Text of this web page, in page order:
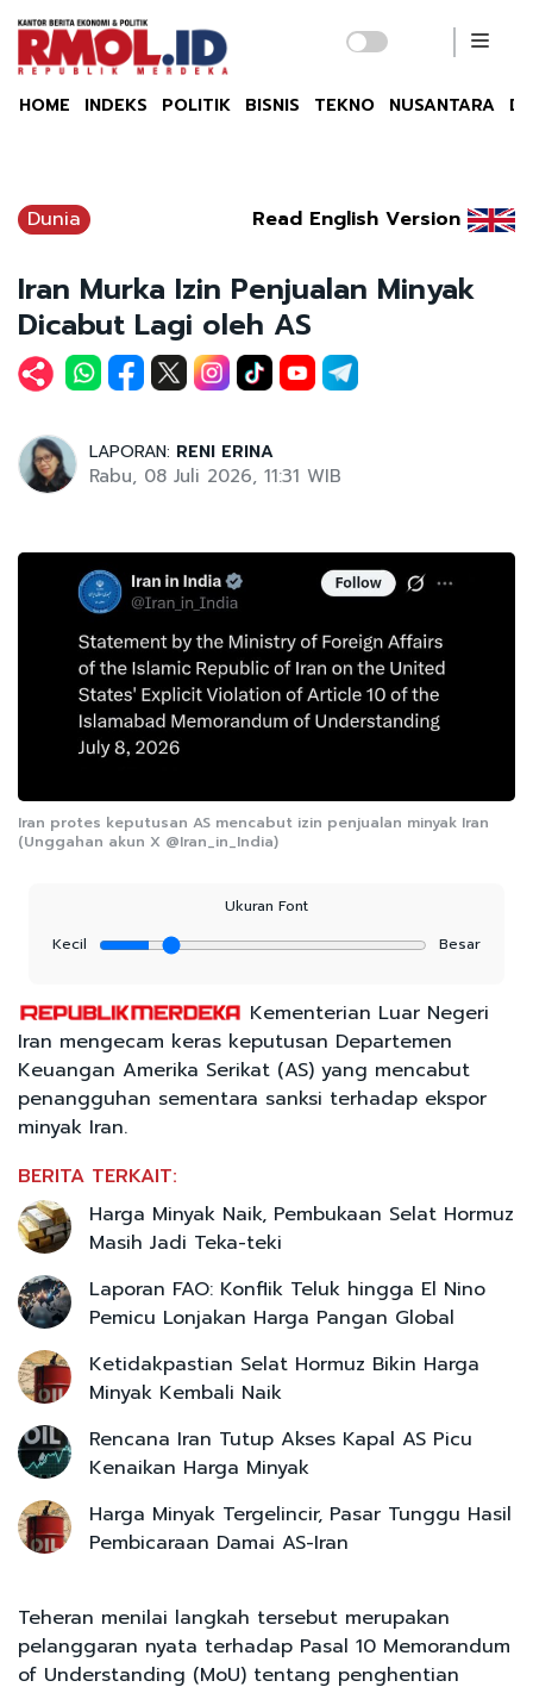
HOME INDEKS POLITIK BISNIS TEKNO NUSANTARA
Dunia Read English Version
Iran Murka Izin Penjualan Minyak
Dicabut Lagi oleh AS
LAPORAN: RENI ERINA
Rabu, 08 Juli 2026, 11:31 WIB
Iran protes keputusan AS mencabut izin penjualan minyak Iran
(Unggahan akun X @Iran_in_India)
Ukuran Font
Kecil
Besar
Kementerian Luar Negeri
Iran mengecam keras keputusan Departemen
Keuangan Amerika Serikat (AS) yang mencabut
penangguhan sementara sanksi terhadap ekspor
minyak Iran.
BERITA TERKAIT:
Harga Minyak Naik, Pembukaan Selat Hormuz
Masih Jadi Teka-teki
Laporan FAO: Konflik Teluk hingga El Nino
Pemicu Lonjakan Harga Pangan Global
Ketidakpastian Selat Hormuz Bikin Harga
Minyak Kembali Naik
Rencana Iran Tutup Akses Kapal AS Picu
Kenaikan Harga Minyak
Harga Minyak Tergelincir, Pasar Tunggu Hasil
Pembicaraan Damai AS-Iran
Teheran menilai langkah tersebut merupakan
pelanggaran nyata terhadap Pasal 10 Memorandum
of Understanding (MoU) tentang penghentian